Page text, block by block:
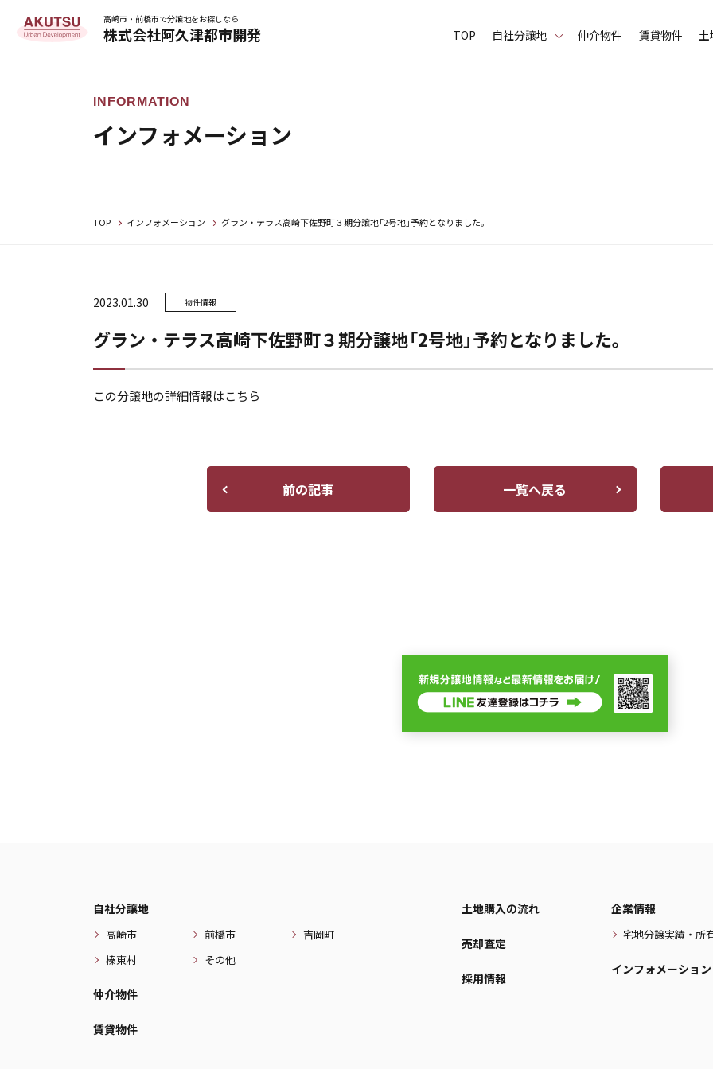
高崎市・前橋市で分譲地をお探しなら
株式会社阿久津都市開発 TOP ⾃社分譲地 仲介物件 賃貸物件 土
インフォメーション
TOP インフォメーション グラン・テラス高崎下佐野町３期分譲地「2号地」予約となりました。
2023.01.30 物件情報
グラン・テラス高崎下佐野町３期分譲地「2号地」予約となりました。
この分譲地の詳細情報はこちら
前の記事 一覧へ戻る
自社分譲地
高崎市 前橋市
吉岡町
榛東村
その他
仲介物件
賃貸物件
土地購入の流れ
売却査定
採用情報
企業情報
宅地分譲実績・所
インフォメーション